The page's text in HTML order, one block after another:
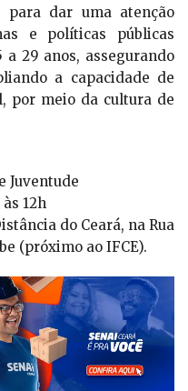
para dar uma atenção
e políticas públicas
29 anos, assegurando
a capacidade de
por meio da cultura de
Juventude
12h
do Ceará, na Rua
(próximo ao IFCE).